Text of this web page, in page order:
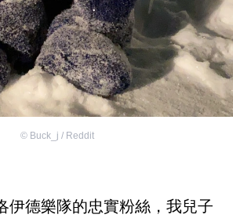
© Buck_j / Reddit
伊德樂隊的忠實粉絲，我兒子